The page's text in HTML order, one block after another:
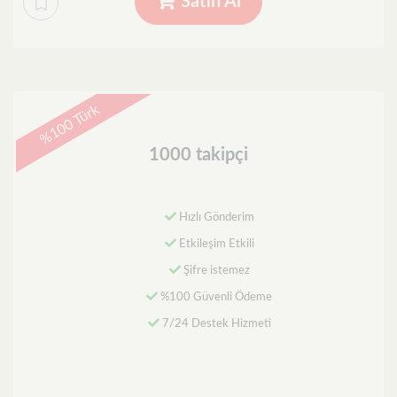
%100 Türk
1000 takipçi
Hızlı Gönderim
Etkileşim Etkili
Şifre istemez
%100 Güvenli Ödeme
7/24 Destek Hizmeti